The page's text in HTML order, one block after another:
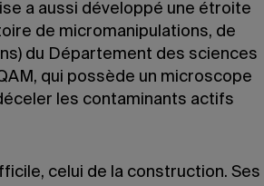
a aussi développé une étroite
de micromanipulations, de
du Département des sciences
qui possède un microscope
les contaminants actifs
celui de la construction. Ses